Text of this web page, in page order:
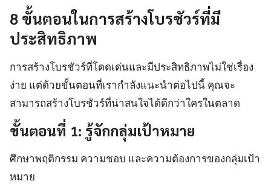
8 ขั้นตอนในการสร้างโบรชัวร์ที่มี
ประสิทธิภาพ
การสร้างโบรชัวร์ที่โดดเด่นและมีประสิทธิภาพไม่ใช่เรื่อง
ง่าย แต่ด้วยขั้นตอนที่เรากำลังแนะนำต่อไปนี้ คุณจะ
สามารถสร้างโบรชัวร์ที่น่าสนใจได้ดีกว่าใครในตลาด
ขั้นตอนที่ 1: รู้จักกลุ่มเป้าหมาย
ศึกษาพฤติกรรม ความชอบ และความต้องการของกลุ่มเป้า
หมาย